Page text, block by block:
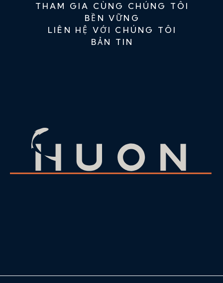
THAM GIA CÙNG CHÚNG TÔI
BỀN VỮNG
LIÊN HỆ VỚI CHÚNG TÔI
BẢN TIN